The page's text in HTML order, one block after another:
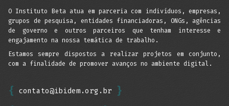
O Instituto Beta atua em parceria com indivíduos, empresas,
grupos de pesquisa, entidades financiadoras, ONGs, agências
de governo e outros parceiros que tenham interesse e
engajamento na nossa temática de trabalho.
Estamos sempre dispostos a realizar projetos em conjunto,
com a finalidade de promover avanços no ambiente digital.
{ contato@ibidem.org.br
}